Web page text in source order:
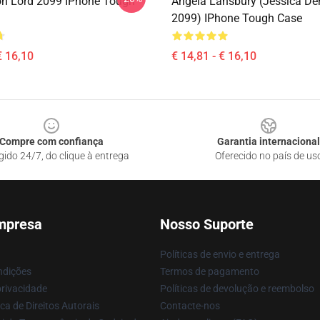
16,10
2099) IPhone Tough Case
€ 14,81 - € 16,10
Compre com confiança
24/7, do clique à entrega
Garantia internacional
Oferecido no país de
de Direitos Autorais
Nosso Suporte
Políticas de envio e entrega
Termos de pagamento
Políticas de devolução e reembolso
Contacte-nos